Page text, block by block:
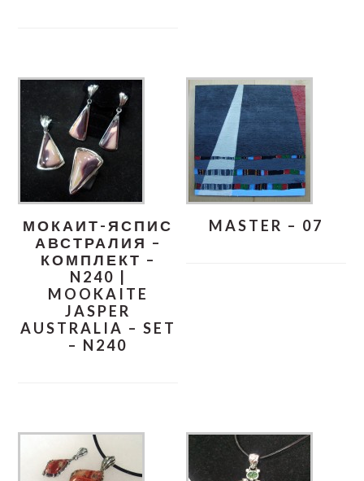
МОКАИТ-ЯСПИС
АВСТРАЛИЯ –
КОМПЛЕКТ –
N240 |
MOOKAITE
JASPER
AUSTRALIA – SET
– N240
MASTER – 07